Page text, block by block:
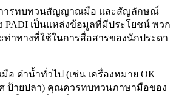
การทบทวนสัญญาณมือ และสัญลักษณ์
PADI เป็นแหล่งข้อมูลที่มีประโยชน์ พวก
ท่าทางที่ใช้ในการสื่อสารของนักประดา
ดำน้ำทั่วไป (เช่น เครื่องหมาย OK
ป้ายปลา) คุณควรทบทวนภาษามือของ